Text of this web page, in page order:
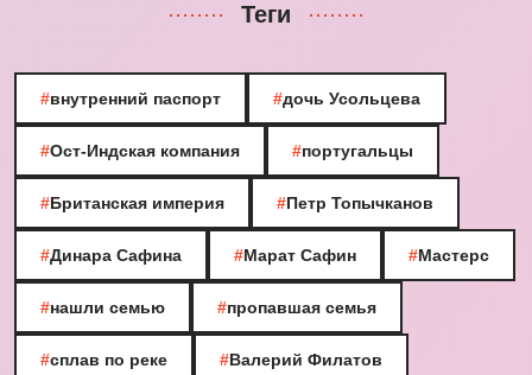
Теги
#внутренний паспорт #дочь Усольцева
#Ост-Индская компания #португальцы
#Британская империя #Петр Топычканов
#Динара Сафина #Марат Сафин #Мастерс
#нашли семью #пропавшая семья
#сплав по реке #Валерий Филатов